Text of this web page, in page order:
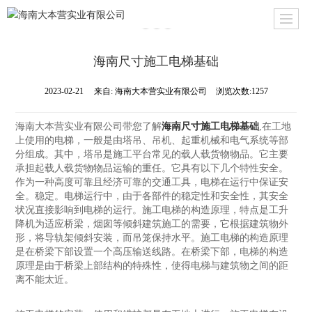
海南尺寸施工电梯基础
2023-02-21 来自: 海南大本营实业有限公司 浏览次数:1257
海南大本营实业有限公司带您了解海南尺寸施工电梯基础,在工地
上使用的电梯，一般是由塔吊、吊机、起重机械和电气系统等部
分组成。其中，塔吊是施工平台常见的载人载货物物品。它主要
承担起载人载货物物品运输的重任。它具有以下几个特性安全。
作为一种高度可靠且经济可靠的交通工具，电梯在运行中保证安
全。稳定。电梯运行中，由于各部件的稳定性和安全性，其安全
状况直接影响到电梯的运行。施工电梯的构造原理，特点是工升
降机为适应桥梁，烟囱等倾斜建筑施工的需要，它根据建筑物外
形，将导轨架倾斜安装，而吊笼保持水平。施工电梯的构造原理
是在桥梁下部设置一个高压输送线路。在桥梁下部，电梯的构造
原理是由于桥梁上部结构的特殊性，使得电梯与建筑物之间的距
离不能太近。